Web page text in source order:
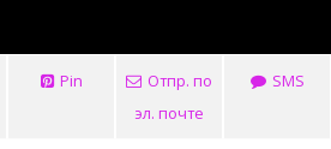
Pin
Отпр. по
эл. почте
SMS